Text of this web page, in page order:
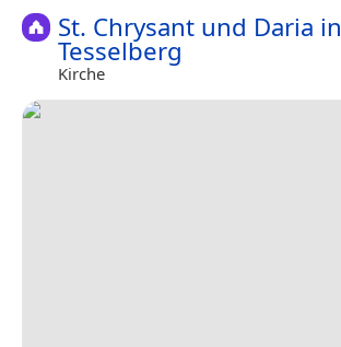
St. Chrysant und Daria in
Tesselberg
Kirche